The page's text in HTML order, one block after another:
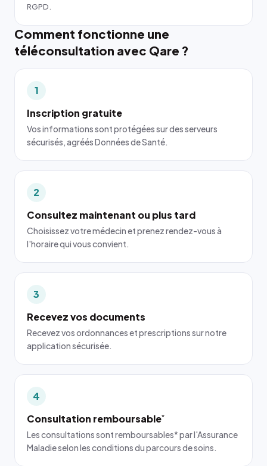
RGPD.
Comment fonctionne une
téléconsultation avec Qare ?
1
Inscription gratuite
Vos informations sont protégées sur des serveurs
sécurisés, agréés Données de Santé.
2
Consultez maintenant ou plus tard
Choisissez votre médecin et prenez rendez-vous à
l'horaire qui vous convient.
3
Recevez vos documents
Recevez vos ordonnances et prescriptions sur notre
application sécurisée.
4
Consultation remboursable*
Les consultations sont remboursables* par l'Assurance
Maladie selon les conditions du parcours de soins.